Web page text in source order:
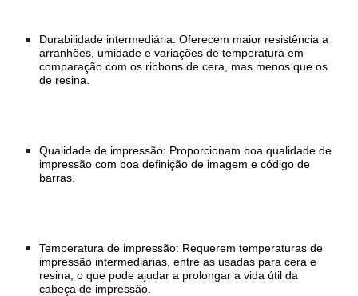
Durabilidade intermediária: Oferecem maior resistência a
arranhões, umidade e variações de temperatura em
comparação com os ribbons de cera, mas menos que os
de resina.
Qualidade de impressão: Proporcionam boa qualidade de
impressão com boa definição de imagem e código de
barras.
Temperatura de impressão: Requerem temperaturas de
impressão intermediárias, entre as usadas para cera e
resina, o que pode ajudar a prolongar a vida útil da
cabeça de impressão.